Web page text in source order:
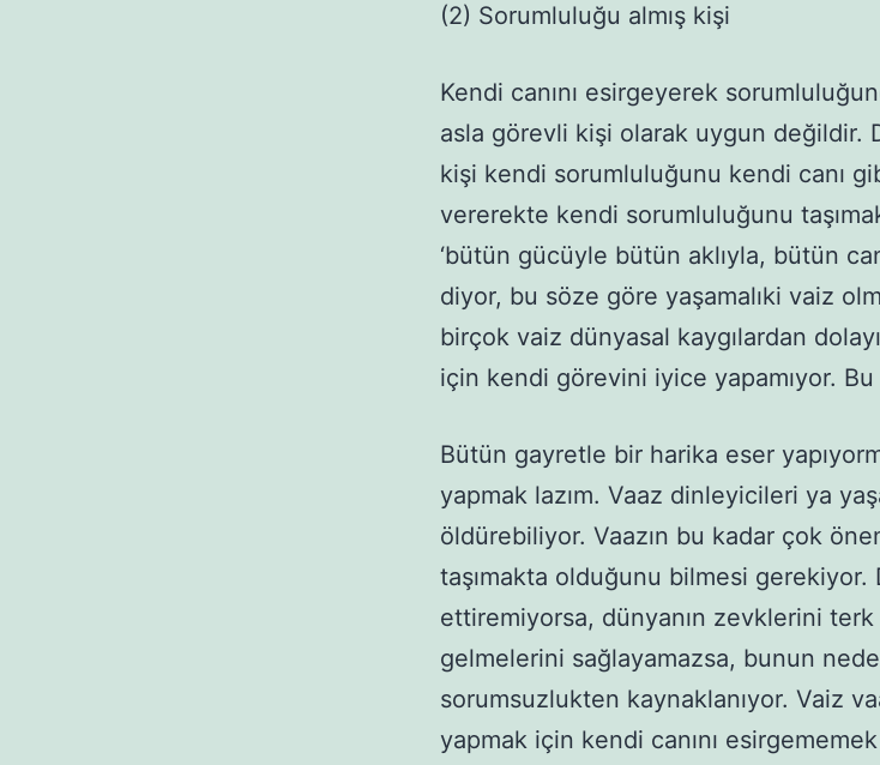
(2) Sorumluluğu almış kişi
Kendi canını esirgeyerek
asla görevli kişi olarak uygun değildir.
kişi kendi sorumluluğunu kendi canı
vererekte kendi sorumluluğunu
‘bütün gücüyle bütün aklıyla, bütün
diyor, bu söze göre yaşamalıki vaiz
birçok vaiz dünyasal kaygılardan
için kendi görevini iyice yapamıyor.
Bütün gayretle bir harika eser
yapmak lazım. Vaaz dinleyicileri ya
öldürebiliyor. Vaazın bu kadar çok
taşımakta olduğunu bilmesi
ettiremiyorsa, dünyanın zevklerini terk
gelmelerini sağlayamazsa, bunun
sorumsuzlukten kaynaklanıyor. Vaiz
yapmak için kendi canını